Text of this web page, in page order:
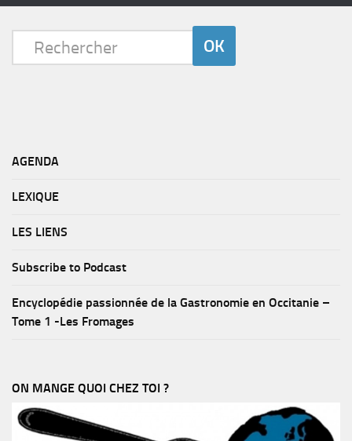
AGENDA
LEXIQUE
LES LIENS
Subscribe to Podcast
Encyclopédie passionnée de la Gastronomie en Occitanie –
Tome 1 -Les Fromages
ON MANGE QUOI CHEZ TOI ?